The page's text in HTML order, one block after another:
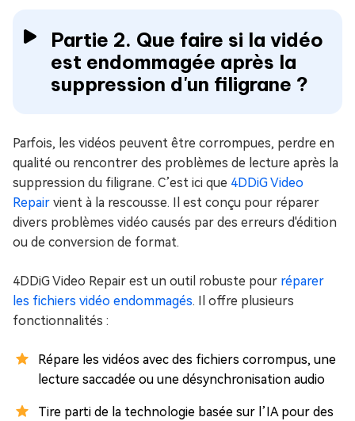
Partie 2. Que faire si la vidéo
est endommagée après la
suppression d'un filigrane ?
Parfois, les vidéos peuvent être corrompues, perdre en
qualité ou rencontrer des problèmes de lecture après la
suppression du filigrane. C’est ici que 4DDiG Video
Repair vient à la rescousse. Il est conçu pour réparer
divers problèmes vidéo causés par des erreurs d'édition
ou de conversion de format.
4DDiG Video Repair est un outil robuste pour réparer
les fichiers vidéo endommagés. Il offre plusieurs
fonctionnalités :
Répare les vidéos avec des fichiers corrompus, une
lecture saccadée ou une désynchronisation audio
Tire parti de la technologie basée sur l’IA pour des